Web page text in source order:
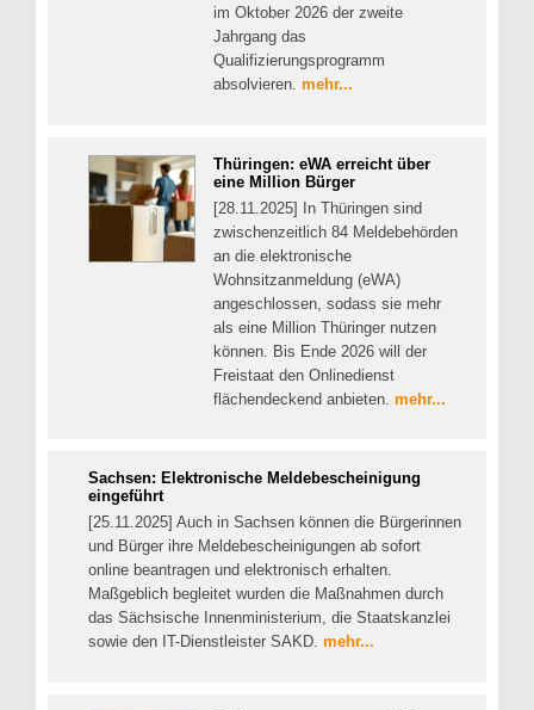
im Oktober 2026 der zweite
Jahrgang das
Qualifizierungsprogramm
absolvieren. mehr...
Thüringen: eWA erreicht über
eine Million Bürger
[28.11.2025] In Thüringen sind
zwischenzeitlich 84 Meldebehörden
an die elektronische
Wohnsitzanmeldung (eWA)
angeschlossen, sodass sie mehr
als eine Million Thüringer nutzen
können. Bis Ende 2026 will der
Freistaat den Onlinedienst
flächendeckend anbieten. mehr...
Sachsen: Elektronische Meldebescheinigung
eingeführt
[25.11.2025] Auch in Sachsen können die Bürgerinnen
und Bürger ihre Meldebescheinigungen ab sofort
online beantragen und elektronisch erhalten.
Maßgeblich begleitet wurden die Maßnahmen durch
das Sächsische Innenministerium, die Staatskanzlei
sowie den IT-Dienstleister SAKD. mehr...